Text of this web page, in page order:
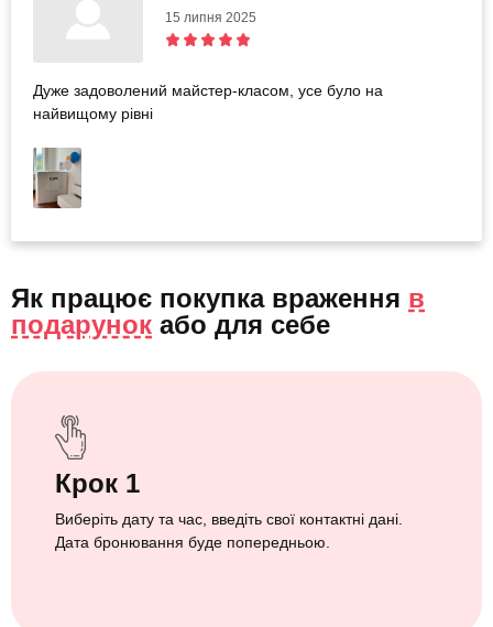
15 липня 2025
Дуже задоволений майстер-класом, усе було на
найвищому рівні
Як працює покупка враження в
подарунок або для себе
Крок 1
Виберіть дату та час, введіть свої контактні дані.
Дата бронювання буде попередньою.